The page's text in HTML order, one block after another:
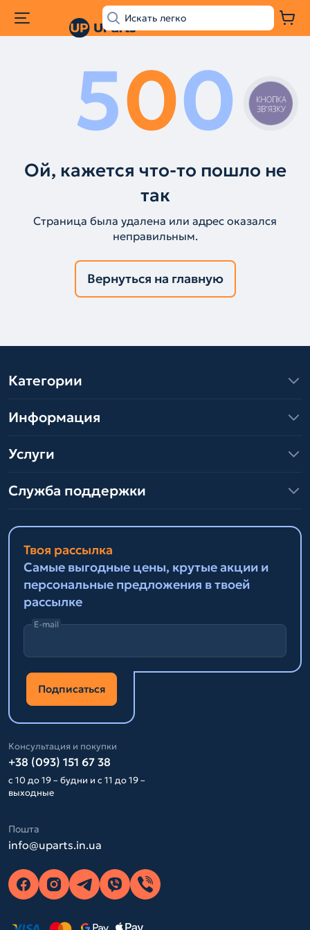
500
Ой, кажется что-то пошло не
так
Страница была удалена или адрес оказался
неправильным.
Вернуться на главную
Категории
Информация
Услуги
Служба поддержки
Твоя рассылка
Самые выгодные цены, крутые акции и
персональные предложения в твоей
рассылке
E-mail
Подписаться
Консультация и покупки
+38 (093) 151 67 38
с 10 до 19 – будни и с 11 до 19 –
выходные
Пошта
info@uparts.in.ua
КНОПКА
ЗВ'ЯЗКУ